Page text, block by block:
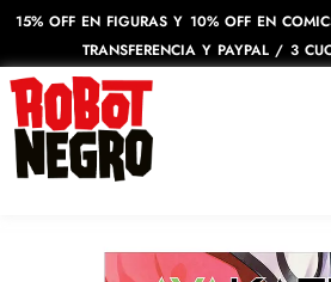
15% OFF EN FIGURAS Y 10% OFF EN
TRANSFERENCIA Y PAYPAL / 3